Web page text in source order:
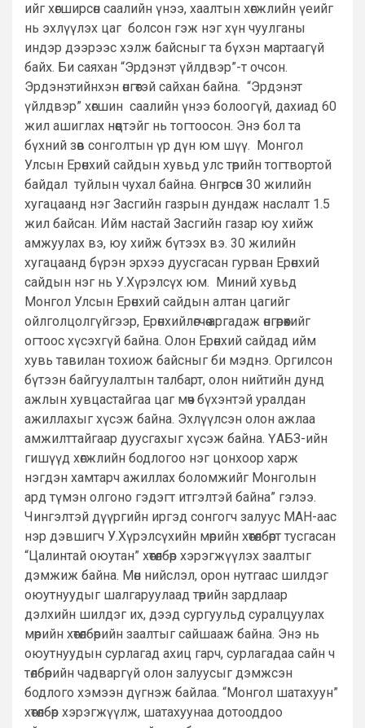
ийг хөгширсөн саалийн үнээ, хаалтын хөгжлийн үеийг
нь эхлүүлэх цаг болсон гэж нэг хүн чуулганы
индэр дээрээс хэлж байсныг та бүхэн мартаагүй
байх. Би саяхан “Эрдэнэт үйлдвэр”-т очсон.
Эрдэнэтийнхэн өнгөтэй сайхан байна. “Эрдэнэт
үйлдвэр” хөгшин саалийн үнээ болоогүй, дахиад 60
жил ашиглах нөөцтэйг нь тогтоосон. Энэ бол та
бүхний зөв сонголтын үр дүн юм шүү. Монгол
Улсын Ерөнхий сайдын хувьд улс төрийн тогтвортой
байдал туйлын чухал байна. Өнгөрсөн 30 жилийн
хугацаанд нэг Засгийн газрын дундаж наслалт 1.5
жил байсан. Ийм настай Засгийн газар юу хийж
амжуулах вэ, юу хийж бүтээх вэ. 30 жилийн
хугацаанд бүрэн эрхээ дуусгасан гурван Ерөнхий
сайдын нэг нь У.Хүрэлсүх юм. Миний хувьд
Монгол Улсын Ерөнхий сайдын алтан цагийг
ойлголцолгүйгээр, Ерөнхийлөгчөө аргадаж өнгөрөөхийг
огтоос хүсэхгүй байна. Олон Ерөнхий сайдад ийм
хувь тавилан тохиож байсныг би мэднэ. Оргилсон
бүтээн байгуулалтын талбарт, олон нийтийн дунд
ажлын хувцастайгаа цаг мөч бүхэнтэй уралдан
ажиллахыг хүсэж байна. Эхлүүлсэн олон ажлаа
амжилттайгаар дуусгахыг хүсэж байна. ҮАБЗ-ийн
гишүүд хөгжлийн бодлогоо нэг цонхоор харж
нэгдэн хамтарч ажиллах боломжийг Монголын
ард түмэн олгоно гэдэгт итгэлтэй байна” гэлээ.
Чингэлтэй дүүргийн иргэд сонгогч залуус МАН-аас
нэр дэвшигч У.Хүрэлсүхийн мөрийн хөтөлбөрт тусгасан
“Цалинтай оюутан” хөтөлбөр хэрэгжүүлэх заалтыг
дэмжиж байна. Мөн нийслэл, орон нутгаас шилдэг
оюутнуудыг шалгаруулаад төрийн зардлаар
дэлхийн шилдэг их, дээд сургуульд суралцуулах
мөрийн хөтөлбөрийн заалтыг сайшааж байна. Энэ нь
оюутнуудын сурлагад ахиц гарч, сурлагадаа сайн ч
төлбөрийн чадваргүй олон залуусыг дэмжсэн
бодлого хэмээн дүгнэж байлаа. “Монгол шатахуун”
хөтөлбөр хэрэгжүүлж, шатахуунаа дотооддоо